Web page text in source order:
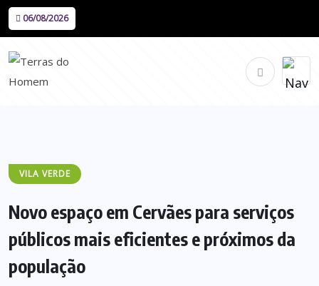
06/08/2026
VILA VERDE
Novo espaço em Cervães para serviços
públicos mais eficientes e próximos da
população